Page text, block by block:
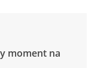
moment na